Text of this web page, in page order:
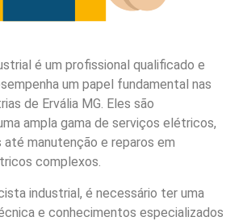
é um profissional qualificado e
um papel fundamental nas
de Ervália MG. Eles são
ampla gama de serviços elétricos,
manutenção e reparos em
complexos.
industrial, é necessário ter uma
e conhecimentos especializados